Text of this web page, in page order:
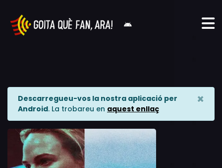
Descarregueu-vos la nostra aplicació per
Android. La trobareu en aquest enllaç
×